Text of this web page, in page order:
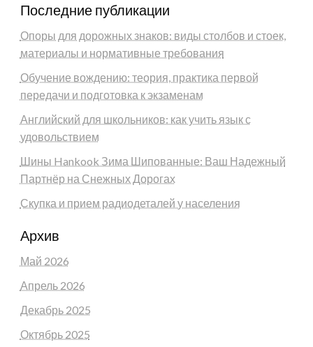
Последние публикации
Опоры для дорожных знаков: виды столбов и стоек,
материалы и нормативные требования
Обучение вождению: теория, практика первой
передачи и подготовка к экзаменам
Английский для школьников: как учить язык с
удовольствием
Шины Hankook Зима Шипованные: Ваш Надежный
Партнёр на Снежных Дорогах
Скупка и прием радиодеталей у населения
Архив
Май 2026
Апрель 2026
Декабрь 2025
Октябрь 2025